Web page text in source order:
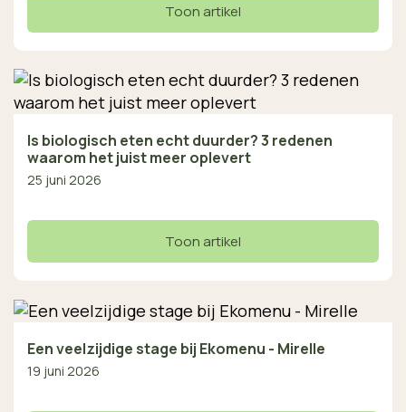
Toon artikel
Is biologisch eten echt duurder? 3 redenen
waarom het juist meer oplevert
25 juni 2026
Toon artikel
Een veelzijdige stage bij Ekomenu - Mirelle
19 juni 2026